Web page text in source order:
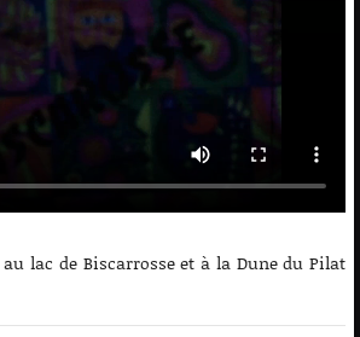
lac de Biscarrosse et à la Dune du Pilat